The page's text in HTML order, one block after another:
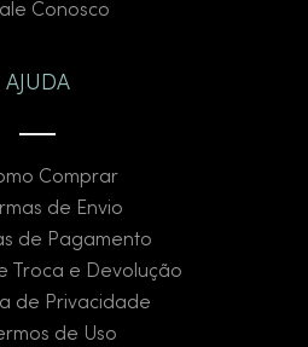
Conosco
AJUDA
Comprar
de Envio
de Pagamento
Troca e Devolução
de Privacidade
de Uso